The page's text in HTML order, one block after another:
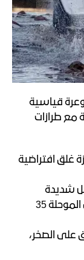
قياسية
مع طرازات
غلق افتراضية
شديدة
عجلات 18 إنش مع إطارات للأراضي الموحلة 35
على الصخر،